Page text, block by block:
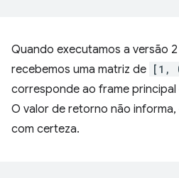
Quando executamos a versão
recebemos uma matriz de [1,
corresponde ao frame principal
O valor de retorno não
com certeza.